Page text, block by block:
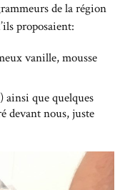
de la région
proposaient:
vanille, mousse
ainsi que quelques
devant nous, juste